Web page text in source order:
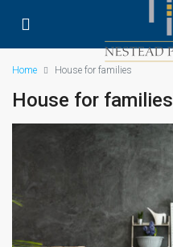
Home House for families
House for families